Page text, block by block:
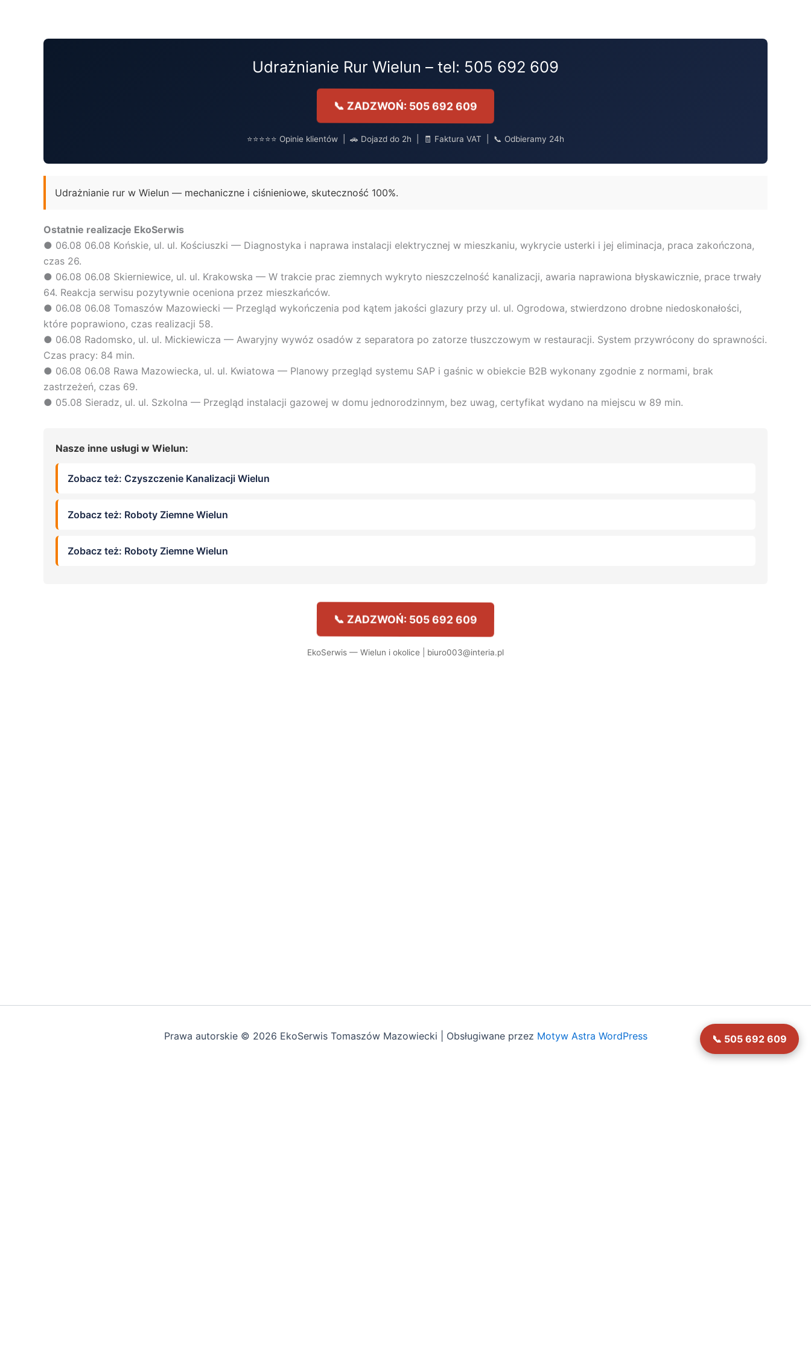
Udrażnianie Rur Wielun – tel: 505 692 609
📞 ZADZWOŃ: 505 692 609
⭐⭐⭐⭐⭐ Opinie klientów | 🚗 Dojazd do 2h | 🧾 Faktura VAT | 📞 Odbieramy 24h
Udrażnianie rur w Wielun — mechaniczne i ciśnieniowe, skuteczność 100%.
Ostatnie realizacje EkoSerwis
● 06.08 06.08 Końskie, ul. ul. Kościuszki — Diagnostyka i naprawa instalacji elektrycznej w mieszkaniu, wykrycie usterki i jej eliminacja, praca zakończona,
czas 26.
● 06.08 06.08 Skierniewice, ul. ul. Krakowska — W trakcie prac ziemnych wykryto nieszczelność kanalizacji, awaria naprawiona błyskawicznie, prace trwały
64. Reakcja serwisu pozytywnie oceniona przez mieszkańców.
● 06.08 06.08 Tomaszów Mazowiecki — Przegląd wykończenia pod kątem jakości glazury przy ul. ul. Ogrodowa, stwierdzono drobne niedoskonałości,
które poprawiono, czas realizacji 58.
● 06.08 Radomsko, ul. ul. Mickiewicza — Awaryjny wywóz osadów z separatora po zatorze tłuszczowym w restauracji. System przywrócony do sprawności.
Czas pracy: 84 min.
● 06.08 06.08 Rawa Mazowiecka, ul. ul. Kwiatowa — Planowy przegląd systemu SAP i gaśnic w obiekcie B2B wykonany zgodnie z normami, brak
zastrzeżeń, czas 69.
● 05.08 Sieradz, ul. ul. Szkolna — Przegląd instalacji gazowej w domu jednorodzinnym, bez uwag, certyfikat wydano na miejscu w 89 min.
Nasze inne usługi w Wielun:
Zobacz też: Czyszczenie Kanalizacji Wielun
Zobacz też: Roboty Ziemne Wielun
Zobacz też: Roboty Ziemne Wielun
📞 ZADZWOŃ: 505 692 609
EkoSerwis — Wielun i okolice | biuro003@interia.pl
📞 505 692 609
Prawa autorskie © 2026 EkoSerwis Tomaszów Mazowiecki | Obsługiwane przez Motyw Astra WordPress